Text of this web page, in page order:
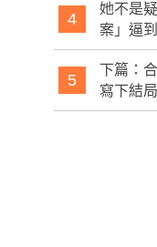
4
她不是
案」逼
5
下篇：
寫下結